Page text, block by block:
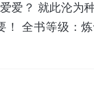
爱？ 就此沦为
全书等级：